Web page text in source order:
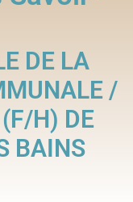
DE LA
/
H) DE
BAINS